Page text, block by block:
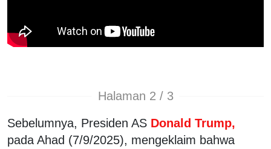
Halaman 2 / 3
Sebelumnya, Presiden AS Donald Trump,
pada Ahad (7/9/2025), mengeklaim bahwa